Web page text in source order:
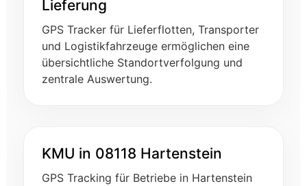
Lieferung
GPS Tracker für Lieferflotten, Transporter
und Logistikfahrzeuge ermöglichen eine
übersichtliche Standortverfolgung und
zentrale Auswertung.
KMU in 08118 Hartenstein
GPS Tracking für Betriebe in Hartenstein